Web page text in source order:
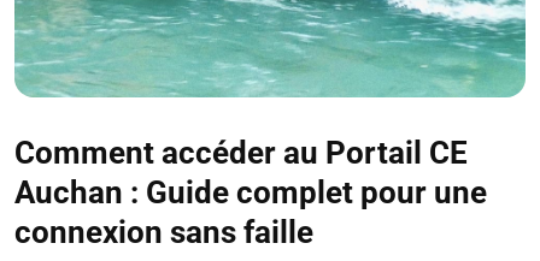
Comment accéder au Portail CE
Auchan : Guide complet pour une
connexion sans faille